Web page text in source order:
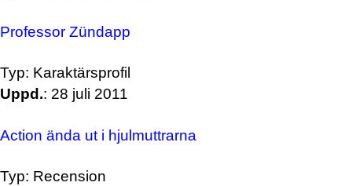
Professor Zündapp
Typ: Karaktärsprofil
Uppd.: 28 juli 2011
Action ända ut i hjulmuttrarna
Typ: Recension